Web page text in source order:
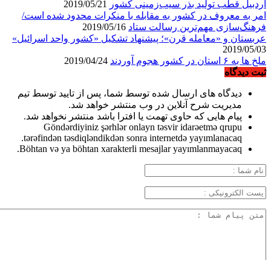
اردبیل قطب تولید بذر سیب‌زمینی کشور
امر به معروف در کشور به مقابله با منکرات محدود شده است/
فرهنگ‌سازی مهم‌ترین رسالت ستاد
عربستان و «معامله قرن»؛ پیشنهاد تشکیل «کشور واحد اسرائیل»
2019/05/03
ملخ ها به ۶ استان در کشور هجوم آوردند
ثبت دیدگاه
دیدگاه های ارسال شده توسط شما، پس از تایید توسط تیم
مدیریت شرح آنلاین در وب منتشر خواهد شد.
پیام هایی که حاوی تهمت یا افترا باشد منتشر نخواهد شد.
Göndərdiyiniz şərhlər onlayn təsvir idarəetmə qrupu
tərəfindən təsdiqləndikdən sonra internetdə yayımlanacaq.
Böhtan və ya böhtan xarakterli mesajlar yayımlanmayacaq.